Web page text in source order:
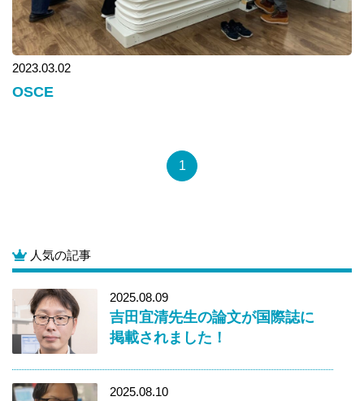
2023.03.02
OSCE
1
人気の記事
2025.08.09
吉田宜清先生の論文が国際誌に
掲載されました！
2025.08.10